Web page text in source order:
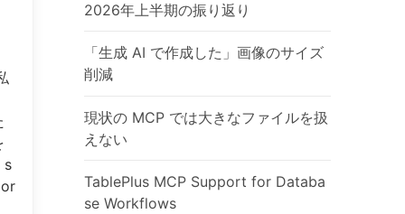
s
2026年上半期の振り返り
「生成 AI で作成した」画像のサイズ
削減
現状の MCP では大きなファイルを扱
えない
TablePlus MCP Support for Databa
se Workflows